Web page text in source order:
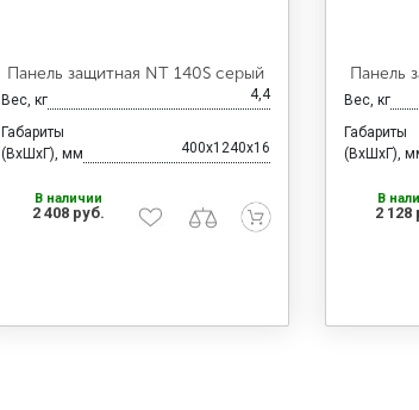
Панель защитная NT 140S серый
Вес, кг 4,4
Габариты
(ВхШхГ), мм
400x1240x16
В наличии
2 408 руб.
Панель
Вес, кг
Габариты
(ВхШхГ),
В
2 128